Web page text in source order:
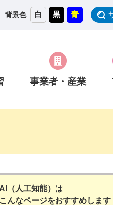
背景色 白 黒 青
事業者 ・産業
AI（人工知能）は
こんなページをおすすめします